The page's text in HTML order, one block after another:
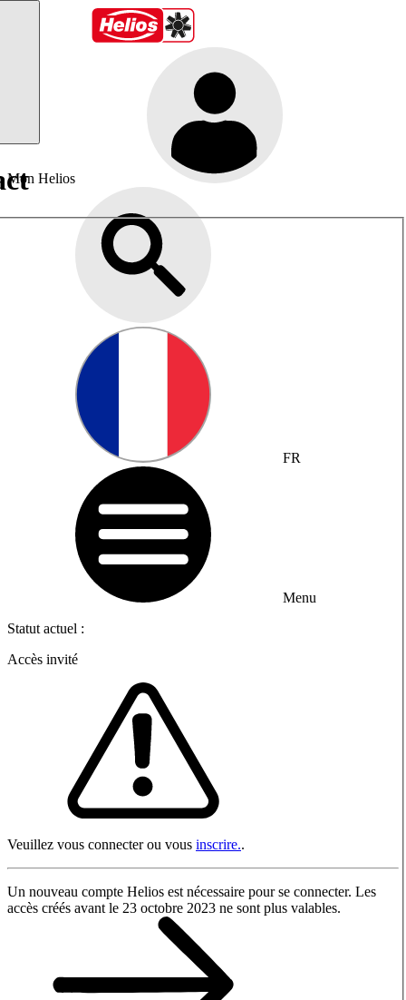
Mon Helios
FR
Menu
Statut actuel :
Accès invité
Veuillez vous connecter ou vous inscrire..
Un nouveau compte Helios est nécessaire pour se connecter. Les
accès créés avant le 23 octobre 2023 ne sont plus valables.